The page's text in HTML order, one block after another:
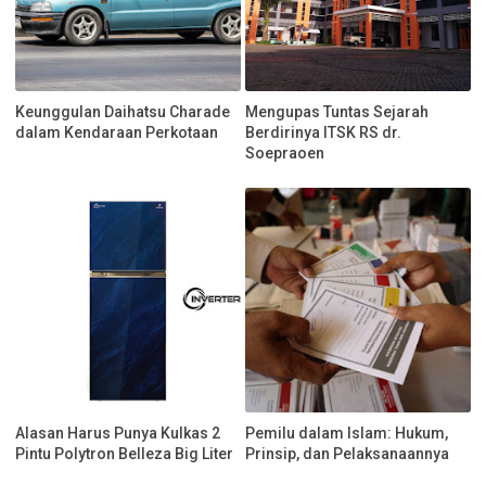
Keunggulan Daihatsu Charade
dalam Kendaraan Perkotaan
Mengupas Tuntas Sejarah
Berdirinya ITSK RS dr.
Soepraoen
Alasan Harus Punya Kulkas 2
Pintu Polytron Belleza Big Liter
Pemilu dalam Islam: Hukum,
Prinsip, dan Pelaksanaannya